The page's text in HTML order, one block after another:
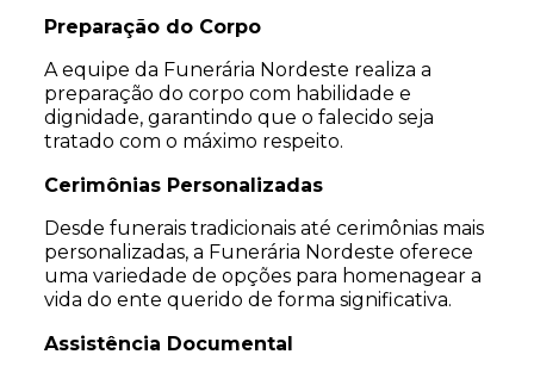
Preparação do Corpo
A equipe da Funerária Nordeste realiza a
preparação do corpo com habilidade e
dignidade, garantindo que o falecido seja
tratado com o máximo respeito.
Cerimônias Personalizadas
Desde funerais tradicionais até cerimônias mais
personalizadas, a Funerária Nordeste oferece
uma variedade de opções para homenagear a
vida do ente querido de forma significativa.
Assistência Documental